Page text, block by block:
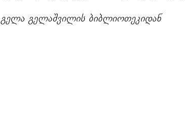
გელა გელაშვილის ბიბლიოთეკიდან